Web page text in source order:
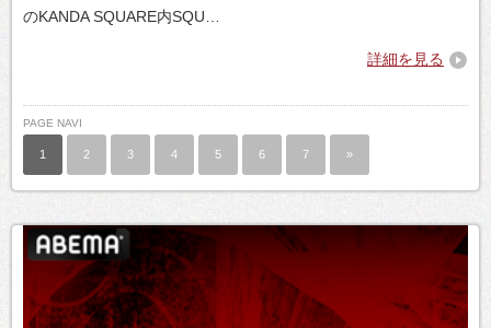
のKANDA SQUARE内SQU…
詳細を見る
PAGE NAVI
1 2 3 4 5 6 7 »